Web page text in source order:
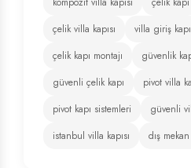
çelik villa kapısı
villa giriş
çelik kapı montajı
güvenlik
güvenli çelik kapı
pivot villa
pivot kapı sistemleri
güvenli
istanbul villa kapısı
dış